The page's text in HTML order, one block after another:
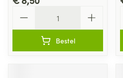
Bestel